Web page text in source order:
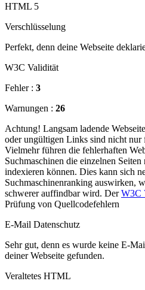
HTML 5
Verschlüsselung
Perfekt, denn deine Webseite
W3C Validität
Fehler : 3
Warnungen : 26
Achtung! Langsam ladende
oder ungültigen Links sind nicht nur
Vielmehr führen die fehlerhaften
Suchmaschinen die einzelnen
indexieren können. Dies kann sich
Suchmaschinenranking auswirken,
schwerer auffindbar wird. DerW3C
Prüfung von Quellcodefehlern
E-Mail Datenschutz
Sehr gut, denn es wurde keine E-
deiner Webseite gefunden.
Veraltetes HTML